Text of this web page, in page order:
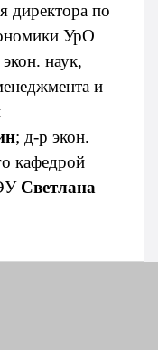
директора по
УрО
наук,
и
; д-р экон.
кафедрой
Светлана